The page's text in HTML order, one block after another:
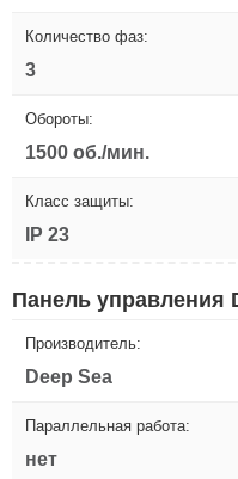
Количество фаз:
3
Обороты:
1500 об./мин.
Класс защиты:
IP 23
Панель управления
Производитель:
Deep Sea
Параллельная работа:
нет